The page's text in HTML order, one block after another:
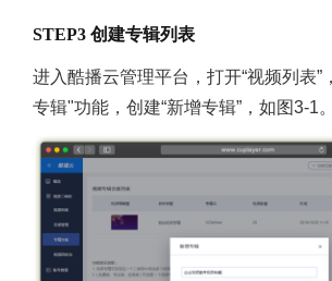
STEP3 创建专辑列表
进入酷播云管理平台，打开“视频列表”
专辑"功能，创建“新增专辑”，如图3-1。